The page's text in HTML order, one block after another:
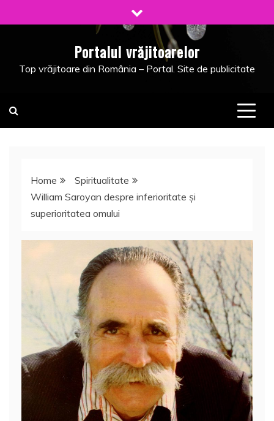
to
Portalul vrăjitoarelor
Top vrăjitoare din România – Portal. Site de publicitate
Home
Spiritualitate
William Saroyan despre inferioritate şi
superioritatea omului